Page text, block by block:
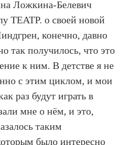
Ложкина-Белевич
ТЕАТР. о своей новой
конечно, давно
так получилось, что это
к ним. В детстве я не
с этим циклом, и мои
раз будут играть в
мне о нём, и это,
таким
было интересно